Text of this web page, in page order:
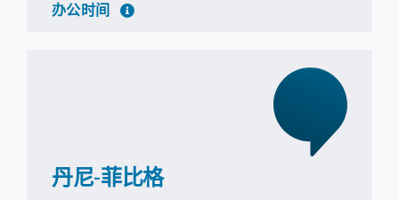
办公时间
丹尼-菲比格